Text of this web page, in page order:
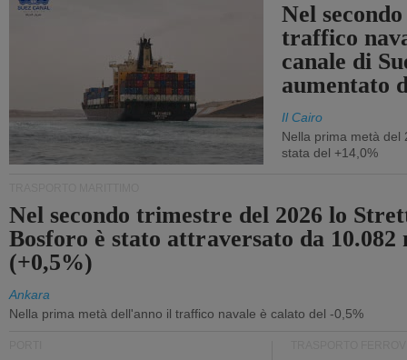
Nel
traffico
canale di
aumentato
Il Cairo
Nella prima metà del
stata del +14,0%
Nel secondo trimestre del 2026 lo
Bosforo è stato attraversato da 10.082
(+0,5%)
Ankara
Nella prima metà dell'anno il traffico navale è calato del -0,5%